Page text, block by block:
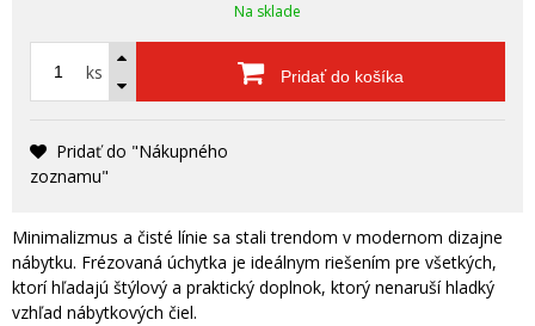
Na sklade
ks Pridať do košíka
Pridať do "Nákupného
zoznamu"
Minimalizmus a čisté línie sa stali trendom v modernom dizajne
nábytku. Frézovaná úchytka je ideálnym riešením pre všetkých,
ktorí hľadajú štýlový a praktický doplnok, ktorý nenaruší hladký
vzhľad nábytkových čiel.